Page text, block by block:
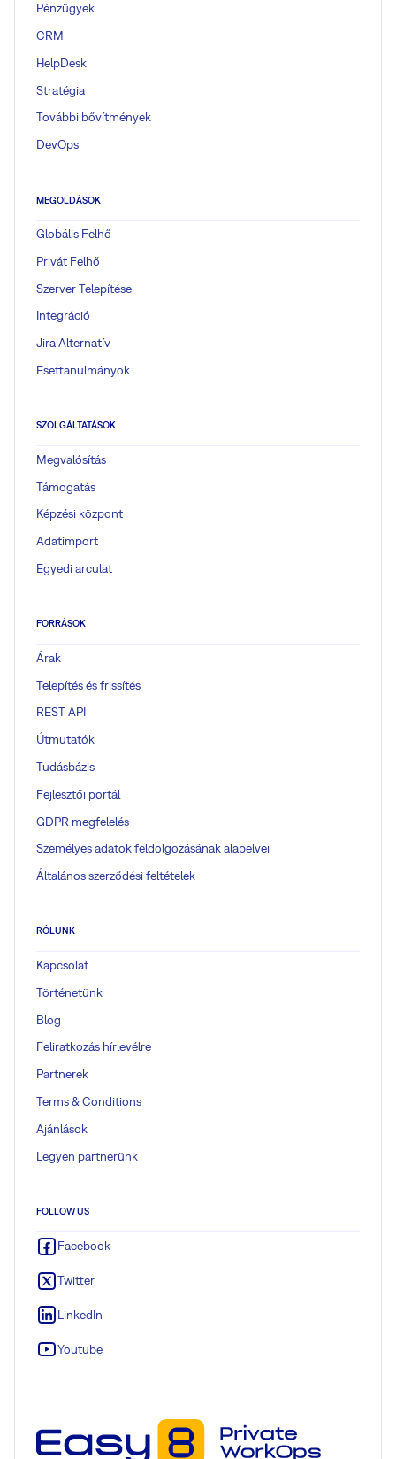
Pénzügyek
CRM
HelpDesk
Stratégia
További bővítmények
DevOps
MEGOLDÁSOK
Globális Felhő
Privát Felhő
Szerver Telepítése
Integráció
Jira Alternatív
Esettanulmányok
SZOLGÁLTATÁSOK
Megvalósítás
Támogatás
Képzési központ
Adatimport
Egyedi arculat
FORRÁSOK
Árak
Telepítés és frissítés
REST API
Útmutatók
Tudásbázis
Fejlesztői portál
GDPR megfelelés
Személyes adatok feldolgozásának alapelvei
Általános szerződési feltételek
RÓLUNK
Kapcsolat
Történetünk
Blog
Feliratkozás hírlevélre
Partnerek
Terms & Conditions
Ajánlások
Legyen partnerünk
FOLLOW US
Facebook
Twitter
LinkedIn
Youtube